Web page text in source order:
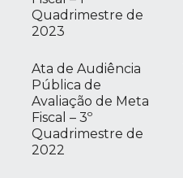
Quadrimestre de
2023
Ata de Audiência
Pública de
Avaliação de Meta
Fiscal – 3º
Quadrimestre de
2022